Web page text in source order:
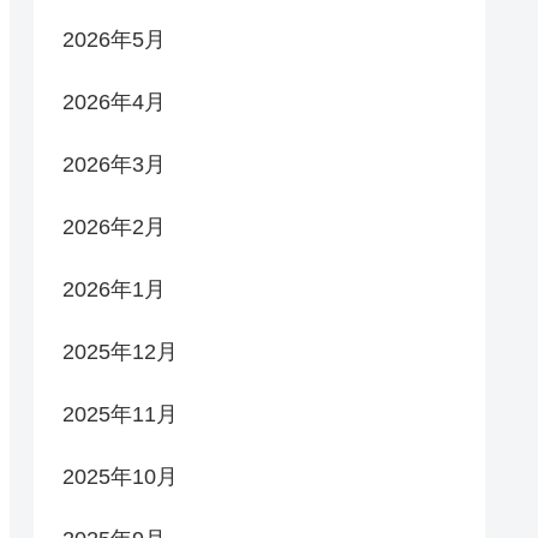
2026年5月
2026年4月
2026年3月
2026年2月
2026年1月
2025年12月
2025年11月
2025年10月